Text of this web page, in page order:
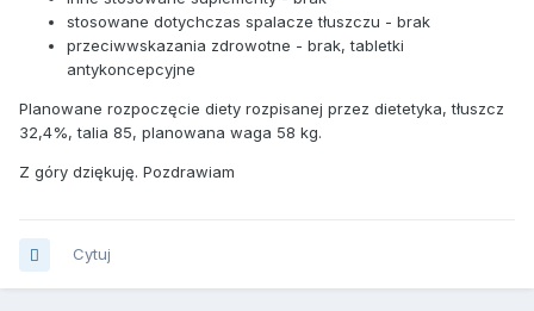
stosowane dotychczas spalacze tłuszczu - brak
przeciwwskazania zdrowotne - brak, tabletki
antykoncepcyjne
Planowane rozpoczęcie diety rozpisanej przez dietetyka, tłuszcz
32,4%, talia 85, planowana waga 58 kg.
Z góry dziękuję. Pozdrawiam
Cytuj